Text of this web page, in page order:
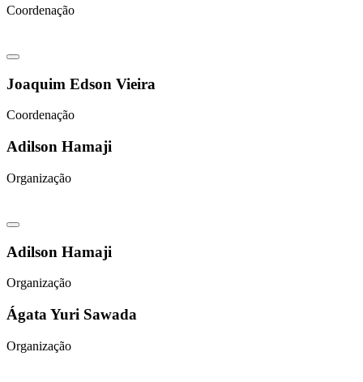
Coordenação
Joaquim Edson Vieira
Coordenação
Adilson Hamaji
Organização
Adilson Hamaji
Organização
Ágata Yuri Sawada
Organização